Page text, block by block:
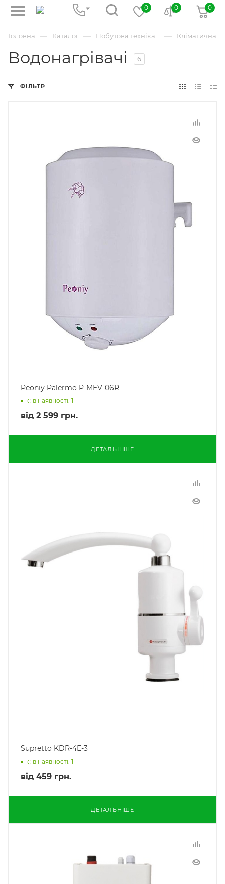
0
0 0
Головна — Каталог — Побутова техніка — Кліматична
Водонагрівачі 6
ФІЛЬТР
Peoniy Palermo P-MEV-06R
Є в наявності: 1
від 2 599 грн.
ДЕТАЛЬНІШЕ
Supretto KDR-4E-3
Є в наявності: 1
від 459 грн.
ДЕТАЛЬНІШЕ